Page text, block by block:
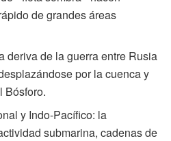
de grandes áreas
deriva de la guerra entre Rusia
por la cuenca y
Bósforo.
y Indo-Pacífico: la
submarina, cadenas de